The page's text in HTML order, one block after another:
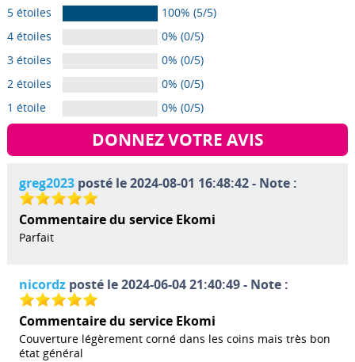
5 étoiles
100% (5/5)
4 étoiles
0% (0/5)
3 étoiles
0% (0/5)
2 étoiles
0% (0/5)
1 étoile
0% (0/5)
DONNEZ VOTRE AVIS
greg2023posté le 2024-08-01 16:48:42 - Note :
Commentaire du service Ekomi
Parfait
nicordzposté le 2024-06-04 21:40:49 - Note :
Commentaire du service Ekomi
Couverture légèrement corné dans les coins mais très bon
état général